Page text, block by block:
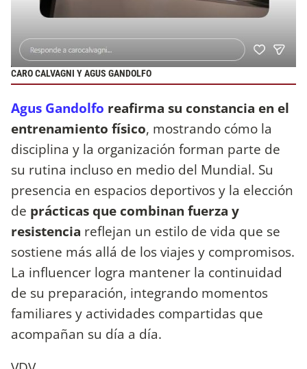
CARO CALVAGNI Y AGUS GANDOLFO
Agus Gandolfo reafirma su constancia en el
entrenamiento físico, mostrando cómo la
disciplina y la organización forman parte de
su rutina incluso en medio del Mundial. Su
presencia en espacios deportivos y la elección
de prácticas que combinan fuerza y
resistencia reflejan un estilo de vida que se
sostiene más allá de los viajes y compromisos.
La influencer logra mantener la continuidad
de su preparación, integrando momentos
familiares y actividades compartidas que
acompañan su día a día.